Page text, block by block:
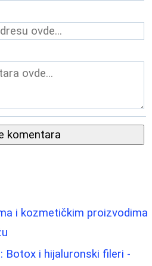
komentara
i kozmetičkim proizvodima
Botox i hijaluronski fileri -